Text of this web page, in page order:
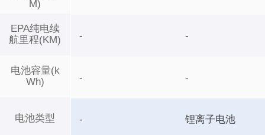
M)
EPA纯电续
航里程(KM)
电池容量(k
Wh)
电池类型
- -
- -
- 锂离子电池